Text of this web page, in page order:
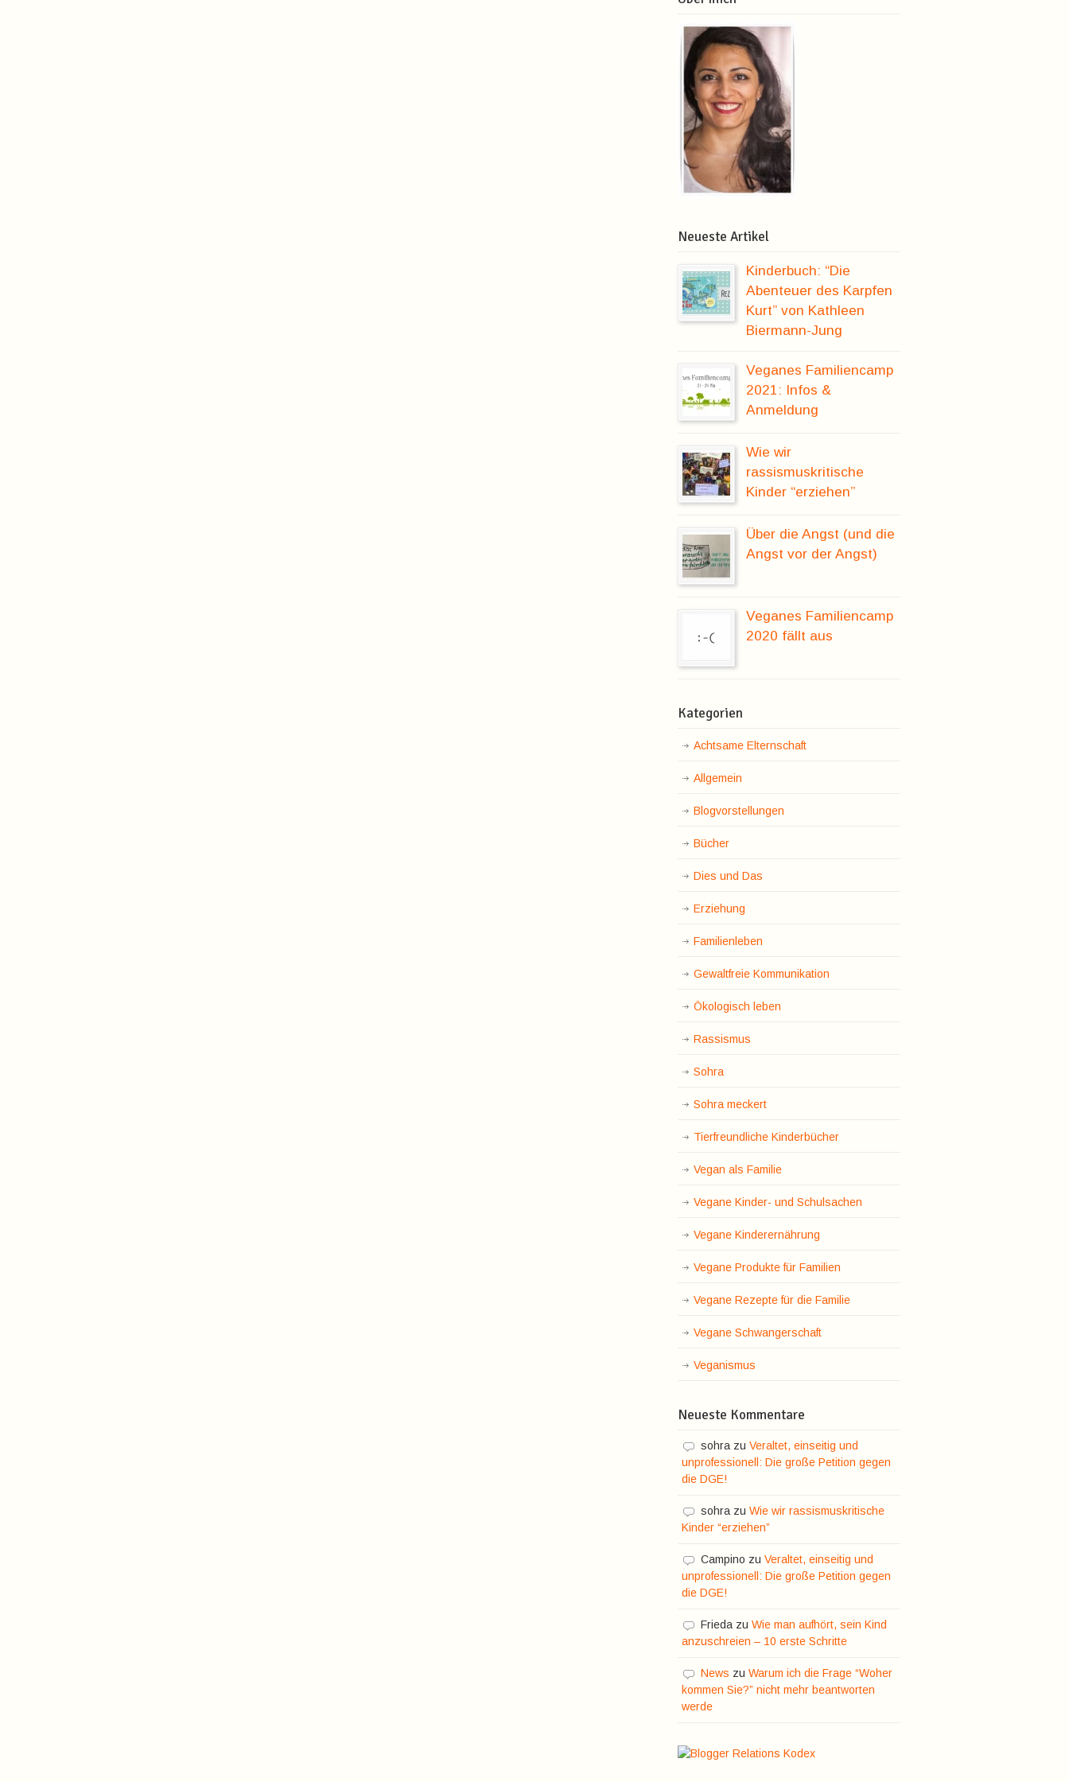
Neueste Artikel
Kinderbuch: “Die
Abenteuer des Karpfen
Kurt” von Kathleen
Biermann-Jung
Veganes Familiencamp
2021: Infos &
Anmeldung
Wie wir
rassismuskritische
Kinder “erziehen”
Über die Angst (und die
Angst vor der Angst)
Veganes Familiencamp
2020 fällt aus
Kategorien
Achtsame Elternschaft
Allgemein
Blogvorstellungen
Bücher
Dies und Das
Erziehung
Familienleben
Gewaltfreie Kommunikation
Ökologisch leben
Rassismus
Sohra
Sohra meckert
Tierfreundliche Kinderbücher
Vegan als Familie
Vegane Kinder- und Schulsachen
Vegane Kinderernährung
Vegane Produkte für Familien
Vegane Rezepte für die Familie
Vegane Schwangerschaft
Veganismus
Neueste Kommentare
sohra zu Veraltet, einseitig und
unprofessionell: Die große Petition gegen
die DGE!
sohra zu Wie wir rassismuskritische
Kinder “erziehen”
Campino zu Veraltet, einseitig und
unprofessionell: Die große Petition gegen
die DGE!
Frieda zu Wie man aufhört, sein Kind
anzuschreien – 10 erste Schritte
News zu Warum ich die Frage “Woher
kommen Sie?” nicht mehr beantworten
werde